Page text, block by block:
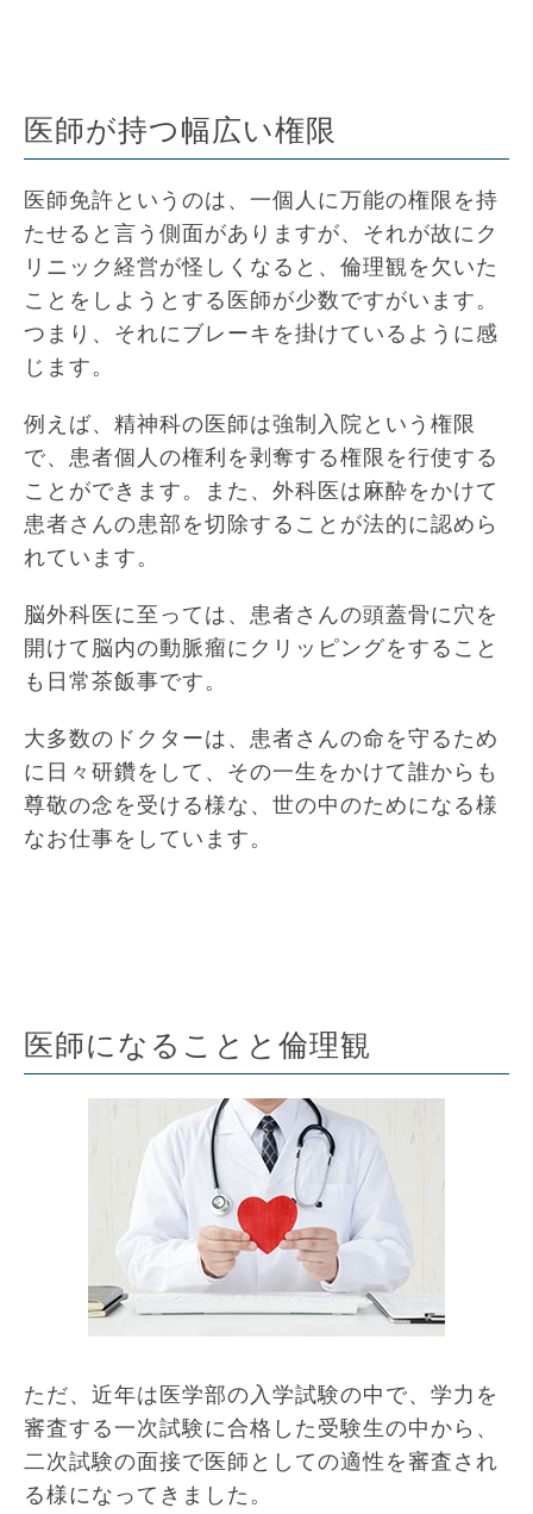
医師が持つ幅広い権限
医師免許というのは、一個人に万能の権限を持
たせると言う側面がありますが、それが故にク
リニック経営が怪しくなると、倫理観を欠いた
ことをしようとする医師が少数ですがいます。
つまり、それにブレーキを掛けているように感
じます。
例えば、精神科の医師は強制入院という権限
で、患者個人の権利を剥奪する権限を行使する
ことができます。また、外科医は麻酔をかけて
患者さんの患部を切除することが法的に認めら
れています。
脳外科医に至っては、患者さんの頭蓋骨に穴を
開けて脳内の動脈瘤にクリッピングをすること
も日常茶飯事です。
大多数のドクターは、患者さんの命を守るため
に日々研鑽をして、その一生をかけて誰からも
尊敬の念を受ける様な、世の中のためになる様
なお仕事をしています。
医師になることと倫理観
ただ、近年は医学部の入学試験の中で、学力を
審査する一次試験に合格した受験生の中から、
二次試験の面接で医師としての適性を審査され
る様になってきました。